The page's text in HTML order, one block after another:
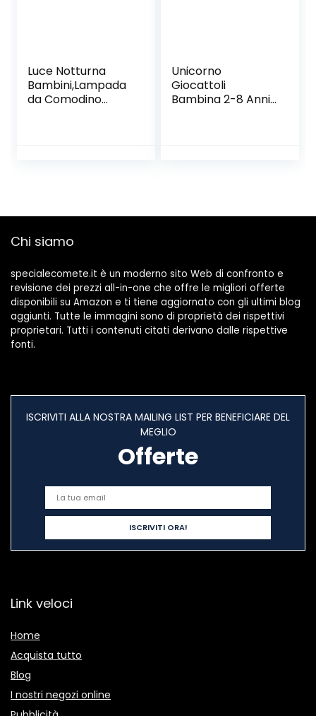
Luce Notturna
Bambini,Lampada
da Comodino
Colori,Touch&Inter
Cameretta,Camp
Unicorno
Giocattoli
Bambina 2-8 Anni,
Bambina Bimba
Chi siamo
specialecomete.it è un moderno sito Web di confronto e
revisione dei prezzi all-in-one che offre le migliori offerte
disponibili su Amazon e ti tiene aggiornato con gli ultimi blog
aggiunti. Tutte le immagini sono di proprietà dei rispettivi
proprietari. Tutti i contenuti citati derivano dalle rispettive
fonti.
ISCRIVITI ALLA NOSTRA MAILING LIST PER BENEFICIARE DEL
MEGLIO
Offerte
Link veloci
Home
Acquista tutto
Blog
I nostri negozi online